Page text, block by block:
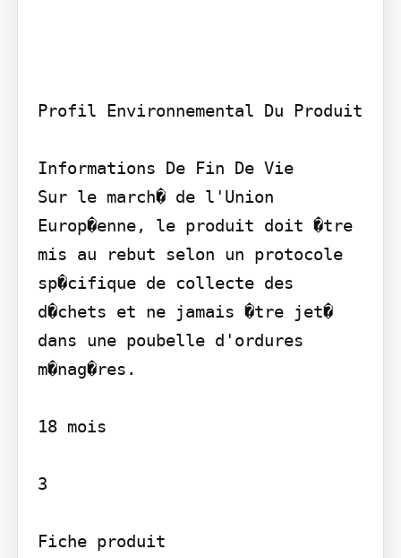
Profil Environnemental Du Produit
Informations De Fin De Vie
Sur le march� de l'Union
Europ�enne, le produit doit �tre
mis au rebut selon un protocole
sp�cifique de collecte des
d�chets et ne jamais �tre jet�
dans une poubelle d'ordures
m�nag�res.
18 mois
3
Fiche produit